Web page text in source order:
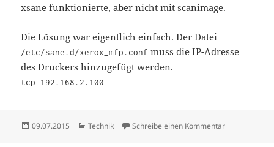
xsane funktionierte, aber nicht mit scanimage.
Die Lösung war eigentlich einfach. Der Datei
/etc/sane.d/xerox_mfp.conf muss die IP-Adresse
des Druckers hinzugefügt werden.
tcp 192.168.2.100
Veröffentlicht
09.07.2015 Kategorien
Technik Schreibe einen Kommentarzu Samsung